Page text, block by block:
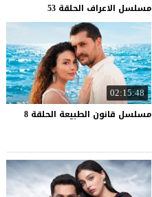
مسلسل الاعراف الحلقة 53
02:15:48
مسلسل قانون الطبيعة الحلقة 8